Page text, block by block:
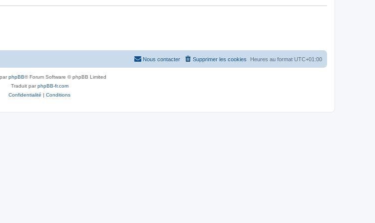
Heures au format UTC+01:00
Supprimer les cookies
Nous contacter
phpBB® Forum Software © phpBB Limited
Traduit parphpBB-fr.com
Confidentialité | Conditions